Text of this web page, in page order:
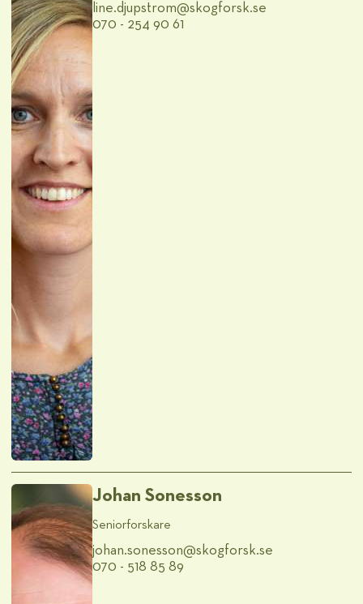
line.djupstrom@​skogforsk.se
070 - 254 90 61
Johan Sonesson
Seniorforskare
johan.sonesson@​skogforsk.se
070 - 518 85 89